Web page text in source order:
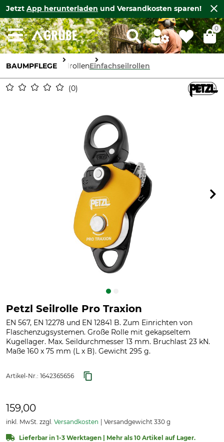
Jetzt App herunterladen und Versandkosten sparen!
0
BAUMPFLEGE SeilrollenEinfachseilrollen
0
Petzl Seilrolle Pro Traxion
EN 567, EN 12278 und EN 12841 B. Zum Einrichten von
Flaschenzugsystemen. Große Rolle mit gekapseltem
Kugellager. Max. Seildurchmesser 13 mm. Bruchlast 23 kN.
Maße 160 x 75 mm (L x B). Gewicht 295 g.
Artikel-Nr.: 1642365656
159,00
inkl. MwSt. zzgl. Versandkosten Versandgewicht 330 g
Lieferbar in 1-3 Werktagen | Mehr als 10 Artikel auf Lager.